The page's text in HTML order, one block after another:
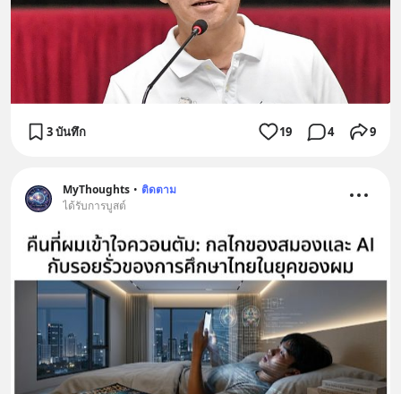
3 บันทึก 19 4 9
MyThoughts • ติดตาม
ได้รับการบูสต์